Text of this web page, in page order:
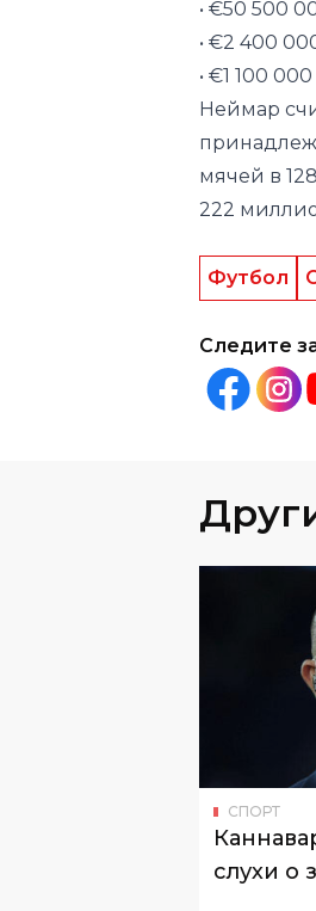
Неймар
мячей в
222
Футбол
слухи
Он
может